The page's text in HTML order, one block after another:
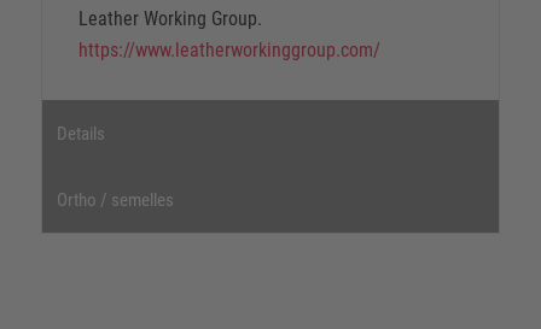
Leather Working Group.
https://www.leatherworkinggroup.com/
Details
Ortho / semelles